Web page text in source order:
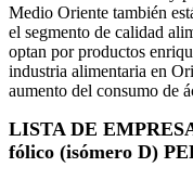
Medio Oriente también
el segmento de calidad
optan por productos
industria alimentaria en
aumento del consumo de
LISTA DE
fólico (isómero D)